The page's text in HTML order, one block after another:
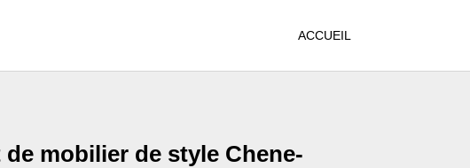
ACCUEIL
mobilier de style Chene-